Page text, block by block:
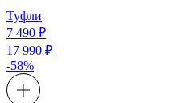
Туфли
7 490 ₽
17 990 ₽
-58%